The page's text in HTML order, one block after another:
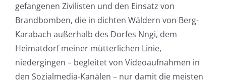
gefangenen Zivilisten und den Einsatz von
Brandbomben, die in dichten Wäldern von Berg-
Karabach außerhalb des Dorfes Nngi, dem
Heimatdorf meiner mütterlichen Linie,
niedergingen – begleitet von Videoaufnahmen in
den Sozialmedia-Kanälen – nur damit die meisten